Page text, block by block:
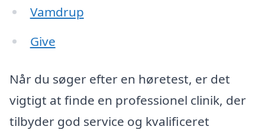
Vamdrup
Give
Når du søger efter en høretest, er det
vigtigt at finde en professionel clinik, der
tilbyder god service og kvalificeret